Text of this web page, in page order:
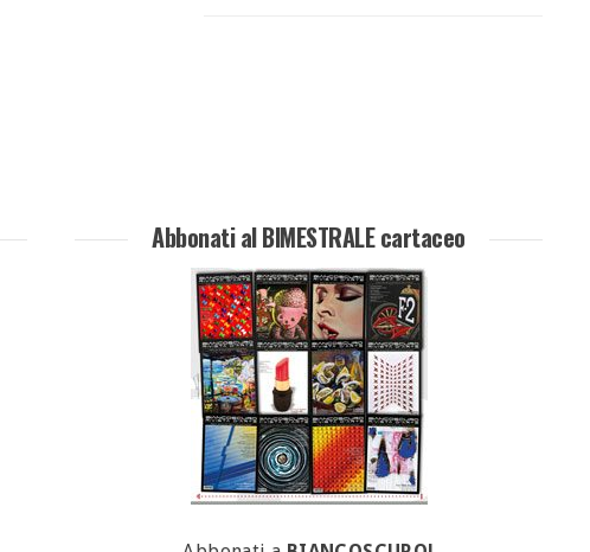
Abbonati al BIMESTRALE cartaceo